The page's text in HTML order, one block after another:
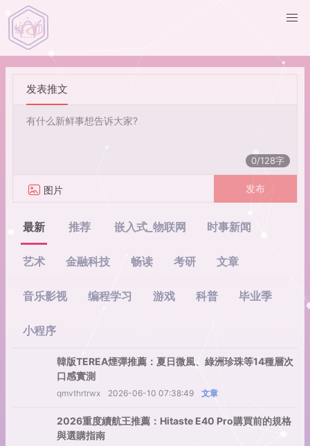
发表推文
0/128字
图片 发布
最新 推荐 嵌入式_物联网 时事新闻
艺术 金融科技 畅读 考研 文章
音乐影视 编程学习 游戏 科普 毕业季
小程序
韓版TEREA煙彈推薦：夏日微風、綠洲珍珠等14種層次
口感實測
qmvthrtrwx 2026-06-10 07:38:49 文章
2026重度續航王推薦：Hitaste E40 Pro購買前的規格
與選購指南